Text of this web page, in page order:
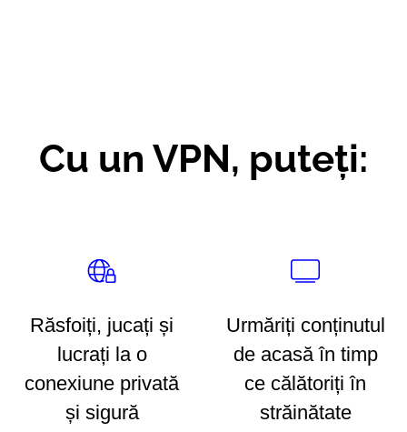
Cu un VPN, puteți:
Răsfoiți, jucați și
lucrați la o
conexiune privată
și sigură
Urmăriți conținutul
de acasă în timp
ce călătoriți în
străinătate